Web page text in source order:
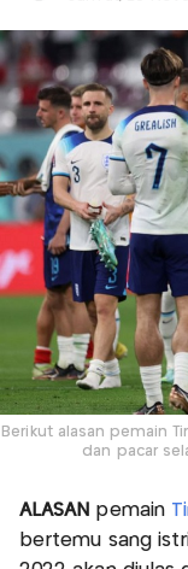
Berikut alasan pemain
dan pacar
ALASAN pemain
bertemu sang